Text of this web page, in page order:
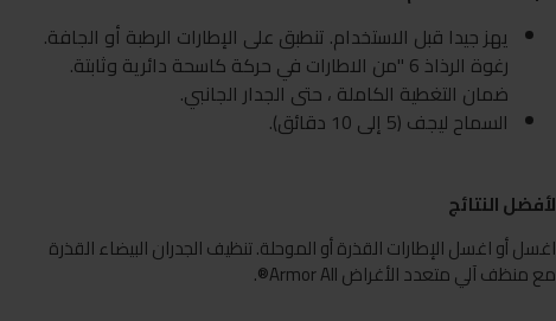
يهز جيدا قبل الاستخدام. تنطبق على الإطارات الرطبة أو الجافة.
رغوة الرذاذ 6 "من الاطارات في حركة كاسحة دائرية وثابتة.
ضمان التغطية الكاملة ، حتى الجدار الجانبي.
السماح ليجف (5 إلى 10 دقائق).
لأفضل النتائج
اغسل أو اغسل الإطارات القذرة أو الموحلة. تنظيف الجدران البيضاء القذرة
مع منظف آلي متعدد الأغراض Armor All®.